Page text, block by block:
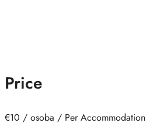
Price
€10 / osoba / Per Accommodation